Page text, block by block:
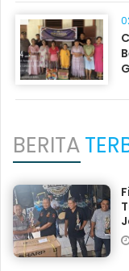
BERITA